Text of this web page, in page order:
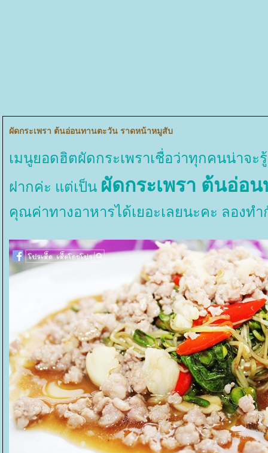
ผัดกระเพรา ต้นอ่อนทานตะวัน ราดหน้าหมูสับ
เมนูยอดฮิตผัดกระเพราเชื่อว่าทุกคนน่าจะ
ฝากค่ะ แต่เป็น ผัดกระเพรา ต้นอ่อ
คุณค่าทางอาหารได้เยอะเลยนะคะ ลองท